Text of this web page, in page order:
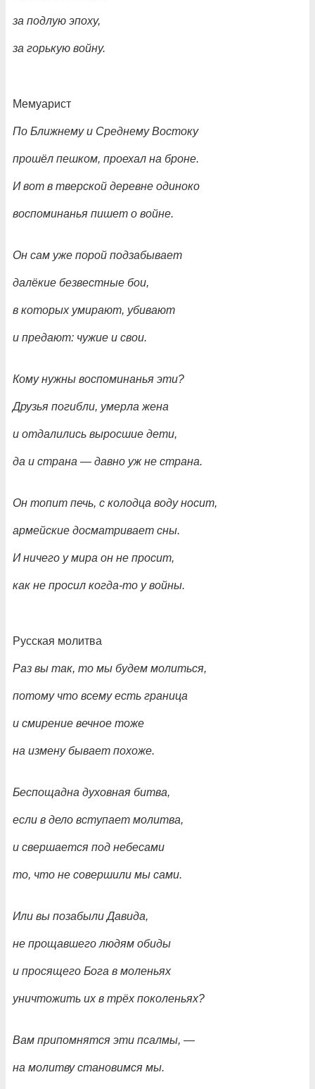
за подлую эпоху,
за горькую войну.
Мемуарист
По Ближнему и Среднему Востоку
прошёл пешком, проехал на броне.
И вот в тверской деревне одиноко
воспоминанья пишет о войне.
Он сам уже порой подзабывает
далёкие безвестные бои,
в которых умирают, убивают
и предают: чужие и свои.
Кому нужны воспоминанья эти?
Друзья погибли, умерла жена
и отдалились выросшие дети,
да и страна — давно уж не страна.
Он топит печь, с колодца воду носит,
армейские досматривает сны.
И ничего у мира он не просит,
как не просил когда-то у войны.
Русская молитва
Раз вы так, то мы будем молиться,
потому что всему есть граница
и смирение вечное тоже
на измену бывает похоже.
Беспощадна духовная битва,
если в дело вступает молитва,
и свершается под небесами
то, что не совершили мы сами.
Или вы позабыли Давида,
не прощавшего людям обиды
и просящего Бога в моленьях
уничтожить их в трёх поколеньях?
Вам припомнятся эти псалмы, —
на молитву становимся мы.